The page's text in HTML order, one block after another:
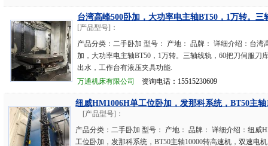
台湾高峰500卧加，大功率电主轴BT50，1万转。三
[产品型号]：
产品分类：二手卧加 型号： 产地： 品牌： 详细介绍：台湾
加，大功率电主轴BT50，1万转。三轴线轨，60把刀伺服刀
出水，工作台有液压夹具功能.
万通机床有限公司
资询电话：15515230609
纽威HM1006H单工位卧加，发那科系统，BT50主轴
[产品型号]：
产品分类：二手卧加 型号： 产地： 品牌： 详细介绍：纽威
工位卧加，发那科系统，BT50主轴10000转高速机，双速电